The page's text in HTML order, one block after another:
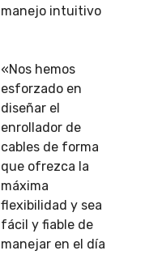
manejo intuitivo
«Nos hemos
esforzado en
diseñar el
enrollador de
cables de forma
que ofrezca la
máxima
flexibilidad y sea
fácil y fiable de
manejar en el día